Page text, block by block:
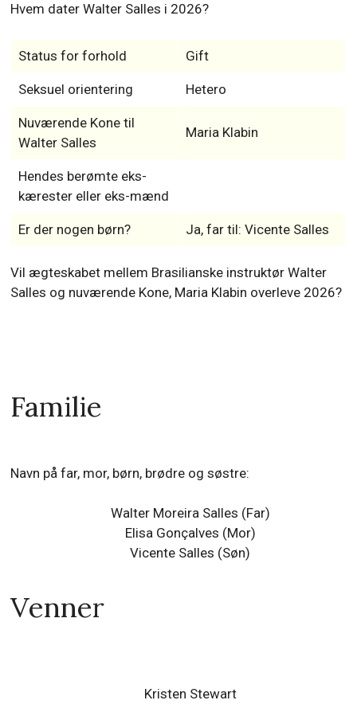
Hvem dater Walter Salles i 2026?
Status for forhold Gift
Seksuel orientering Hetero
Nuværende Kone til
Walter Salles
Maria Klabin
Hendes berømte eks-
kærester eller eks-mænd
Er der nogen børn? Ja, far til: Vicente Salles
Vil ægteskabet mellem Brasilianske instruktør Walter
Salles og nuværende Kone, Maria Klabin overleve 2026?
Familie
Navn på far, mor, børn, brødre og søstre:
Walter Moreira Salles (Far)
Elisa Gonçalves (Mor)
Vicente Salles (Søn)
Venner
Kristen Stewart